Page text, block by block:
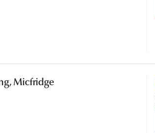
Micfridge